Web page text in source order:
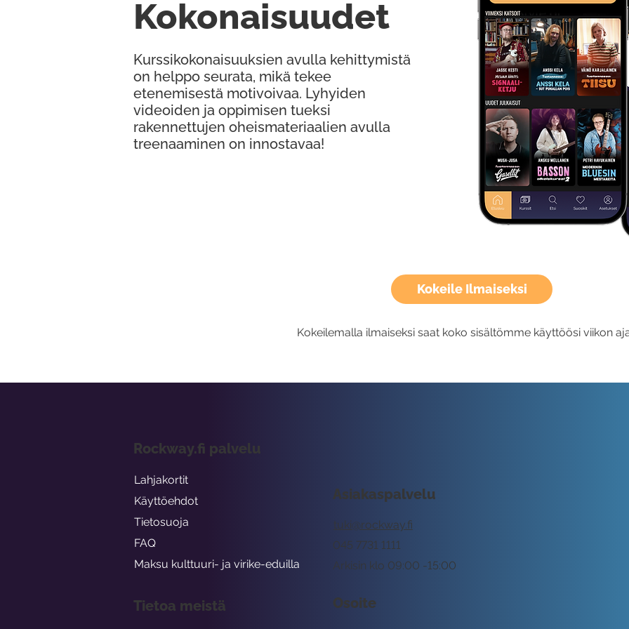
Kokeile Ilmaiseksi
Kokeilemalla ilmaiseksi saat koko sisältömme käyttöösi viikon
Kurssikokonaisuuksien avulla kehittymistä
on helppo seurata, mikä tekee
etenemisestä motivoivaa. Lyhyiden
videoiden ja oppimisen tueksi
rakennettujen oheismateriaalien avulla
treenaaminen on innostavaa!
Kokonaisuudet
Asiakaspalvelu
tuki@rockway.fi
Arkisin klo 09:00 -15:00
045 7731 1111
Osoite
Rockway.fi palvelu
Lahjakortit
Käyttöehdot
Tietosuoja
FAQ
Maksu kulttuuri- ja virike-eduilla
Tietoa meistä